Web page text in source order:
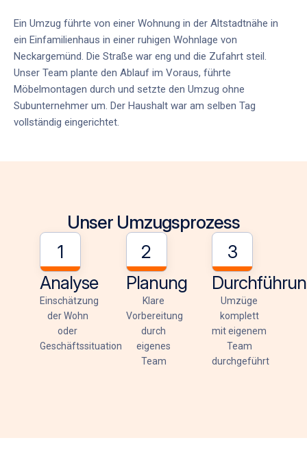
Ein Umzug führte von einer Wohnung in der Altstadtnähe in
ein Einfamilienhaus in einer ruhigen Wohnlage von
Neckargemünd. Die Straße war eng und die Zufahrt steil.
Unser Team plante den Ablauf im Voraus, führte
Möbelmontagen durch und setzte den Umzug ohne
Subunternehmer um. Der Haushalt war am selben Tag
vollständig eingerichtet.
Unser Umzugsprozess
1
Analyse
Einschätzung
der Wohn
oder
Geschäftssituation
2
Planung
Klare
Vorbereitung
durch
eigenes
Team
3
Umzüge
komplett
mit eigenem
Team
durchgeführt